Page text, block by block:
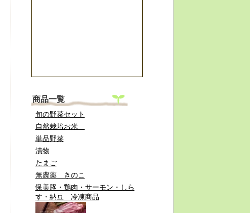
商品一覧
旬の野菜セット
自然栽培お米
単品野菜
漬物
たまご
無農薬 きのこ
保美豚・鶏肉・サーモン・しら
す・納豆 冷凍商品